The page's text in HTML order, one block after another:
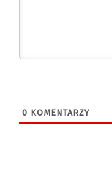
0 KOMENTARZY